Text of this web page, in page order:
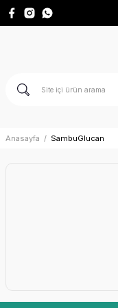
Anasayfa SambuGlucan